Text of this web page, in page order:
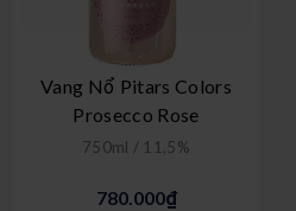
Vang Nổ Pitars Colors
Prosecco Rose
750ml / 11,5%
780.000₫